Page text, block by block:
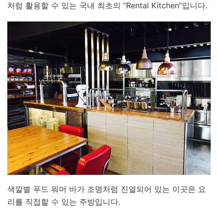
처럼 활용할 수 있는 국내 최초의 “Rental Kitchen”입니다.
색깔별 푸드 워머 바가 조명처럼 진열되어 있는 이곳은 요
리를 직접할 수 있는 주방입니다.